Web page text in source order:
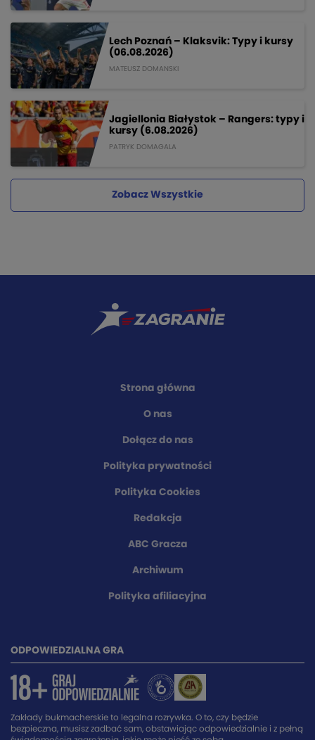
Lech Poznań – Klaksvik: Typy i kursy
(06.08.2026)
MATEUSZ DOMANSKI
Jagiellonia Białystok – Rangers: typy i
kursy (6.08.2026)
PATRYK DOMAGALA
Zobacz Wszystkie
Strona główna
O nas
Dołącz do nas
Polityka prywatności
Polityka Cookies
Redakcja
ABC Gracza
Archiwum
Polityka afiliacyjna
ODPOWIEDZIALNA GRA
Zakłady bukmacherskie to legalna rozrywka. O to, czy będzie
bezpieczna, musisz zadbać sam, obstawiając odpowiedzialnie i z pełną